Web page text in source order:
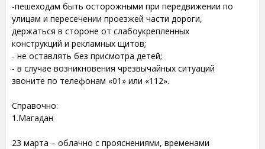
-пешеходам быть осторожными при передвижении по
улицам и пересечении проезжей части дороги,
держаться в стороне от слабоукрепленных
конструкций и рекламных щитов;
- не оставлять без присмотра детей;
- в случае возникновения чрезвычайных ситуаций
звоните по телефонам «01» или «112».
Справочно:
1.Магадан
23 марта – облачно с прояснениями, временами